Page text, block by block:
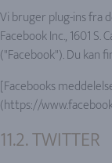
Vi bruger plug-ins fra
Facebook Inc., 1601 S.
("Facebook"). Du kan
[Facebooks
(https://
11.2. TWITTER